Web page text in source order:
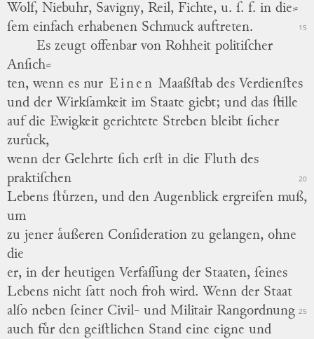
Wolf, Niebuhr, Savigny, Reil, Fichte, u. ſ. f. in die⸗
ſem einfach erhabenen Schmuck auftreten. 15
Es zeugt offenbar von Rohheit politiſcher
Anſich⸗
ten, wenn es nur Einen Maaßſtab des Verdienſtes
und der Wirkſamkeit im Staate giebt; und das ſtille
auf die Ewigkeit gerichtete Streben bleibt ſicher
zuruͤck,
wenn der Gelehrte ſich erſt in die Fluth des
praktiſchen
20
Lebens ſtuͤrzen, und den Augenblick ergreifen muß,
um
zu jener aͤußeren Conſideration zu gelangen, ohne
die
er, in der heutigen Verfaſſung der Staaten, ſeines
Lebens nicht ſatt noch froh wird. Wenn der Staat
alſo neben ſeiner Civil- und Militair Rangordnung 25
auch fuͤr den geiſtlichen Stand eine eigne und